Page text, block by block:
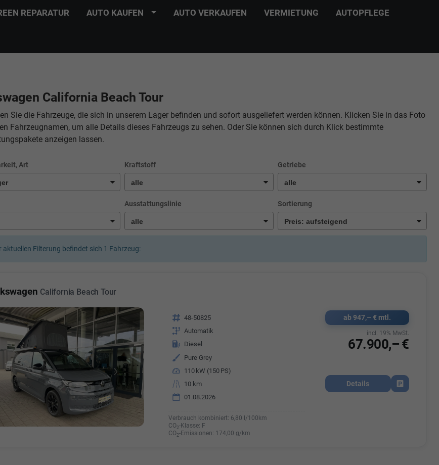
REPARATUR AUTO KAUFEN AUTO VERKAUFEN VERMIETUNG AUTOPFLEGE
California Beach Tour
Sie die Fahrzeuge, die sich in unserem Lager befinden und sofort ausgeliefert werden können. Klicken Sie in das Foto
Fahrzeugnamen, um alle Details dieses Fahrzeugs zu sehen. Oder Sie können sich durch Klick bestimmte
anzeigen lassen.
Art Kraftstoff Getriebe
Ausstattungslinie Sortierung
aktuellen Filterung befindet sich 1 Fahrzeug:
California Beach Tour
Fahrzeugnr. 48-50825
Getriebe Automatik
Kraftstoff Diesel
Außenfarbe Pure Grey
Leistung 110 kW (150 PS)
Kilometerstand
10 km
01.08.2026
Verbrauch kombiniert: 6,80 l/100km
CO2-Klasse: F
CO2-Emissionen: 174,00 g/km
ab 947,– € mtl.
67.900,– €
incl. 19% MwSt.
Details
Fahrzeug
Oguz
-Verkauf/Einkauf
07181 - 47695 15
info@autohausrems.de
Özden Özkara-Budak
E-Mailadresse:
E-Mailadresse:info@autohausrems.de